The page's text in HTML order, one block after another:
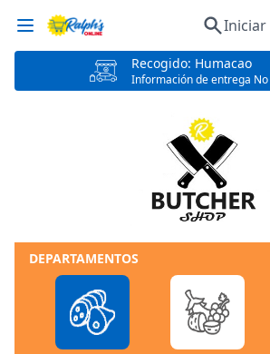
Recogido: Humacao
Información de entrega
Iniciar
DEPARTAMENTOS